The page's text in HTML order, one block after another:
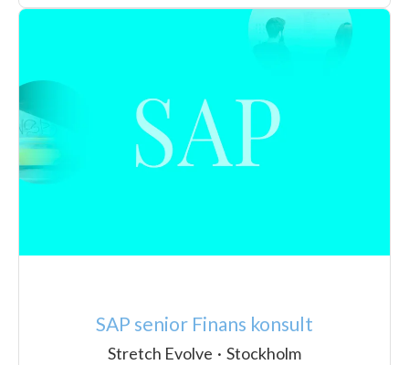
SAP senior Finans konsult
Stretch Evolve · Stockholm